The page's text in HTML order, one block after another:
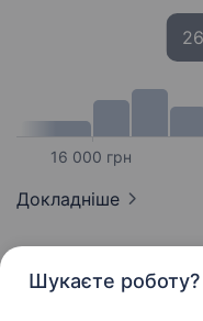
Шукаєте
16 000 грн
Докладніше